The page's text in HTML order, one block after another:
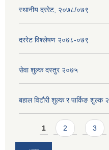
स्थानीय दररेट, २०७८/०७९
दररेट विश्लेषण २०७८-०७९
सेवा शुल्क दस्तुर २०७५
बहाल विटौरी शुल्क र पार्किङ शुल्क
Pages
1 2 3